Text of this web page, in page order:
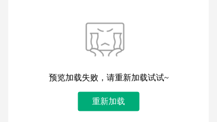
预览加载失败，请重新加载试试~
重新加载